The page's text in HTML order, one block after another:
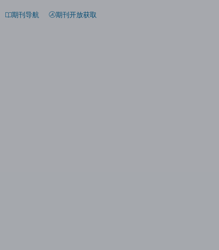
期刊导航 期刊开放获取